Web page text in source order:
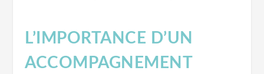
L’IMPORTANCE D’UN
ACCOMPAGNEMENT